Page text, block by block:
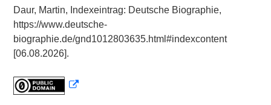
Daur, Martin, Indexeintrag: Deutsche Biographie,
https://www.deutsche-
biographie.de/gnd1012803635.html#indexcontent
[06.08.2026].